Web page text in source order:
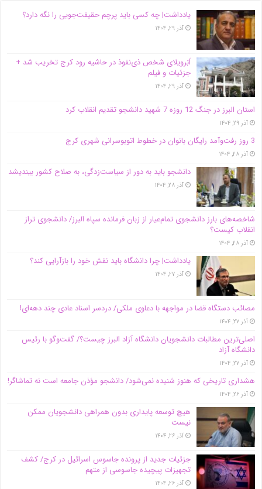
یادداشت| ‌چه کسی باید پرچم حقیقت‌جویی را نگه دارد؟
آذر ۲۹, ۱۴۰۴
اَبَر‌ویلای شخص ذی‌نفوذ در حاشیه‌ رود کرج تخریب شد +
جزئیات و فیلم
آذر ۲۹, ۱۴۰۴
استان البرز در جنگ 12 روزه 7 شهید دانشجو تقدیم انقلاب کرد
آذر ۲۹, ۱۴۰۴
3 روز رفت‌وآمد رایگان بانوان در خطوط اتوبوسرانی شهری کرج
آذر ۲۸, ۱۴۰۴
دانشجو باید به دور از سیاست‌زدگی، به صلاح کشور بیندیشد
آذر ۲۸, ۱۴۰۴
شاخصه‌های بارز دانشجوی تمام‌عیار از زبان فرمانده سپاه البرز/ دانشجوی تراز
انقلاب کیست؟
آذر ۲۸, ۱۴۰۴
یادداشت| چرا دانشگاه باید نقش خود را بازآرایی کند؟
آذر ۲۷, ۱۴۰۴
مصائب دستگاه قضا در مواجهه با دعاوی ملکی/ دردسر اسناد عادی چند‌ دهه‌ای!
آذر ۲۷, ۱۴۰۴
اصلی‌ترین مطالبات دانشجویان دانشگاه آزاد البرز چیست؟/ گفت‌وگو با رئیس
دانشگاه آز‌اد
آذر ۲۷, ۱۴۰۴
هشداری تاریخی که هنوز شنیده نمی‌شود/ دانشجو مؤذن جامعه است نه تماشاگر!
آذر ۲۶, ۱۴۰۴
هیچ توسعه پایداری بدون همراهی دانشجویان ممکن
نیست
آذر ۲۶, ۱۴۰۴
جزئیات جدید از پرونده جاسوس اسرائیل در کرج/‌ کشف
تجهیزات پیچیده جاسوسی از متهم
آذر ۲۶, ۱۴۰۴